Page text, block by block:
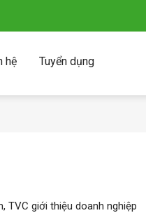
hệ Tuyển dụng
TVC giới thiệu doanh nghiệp